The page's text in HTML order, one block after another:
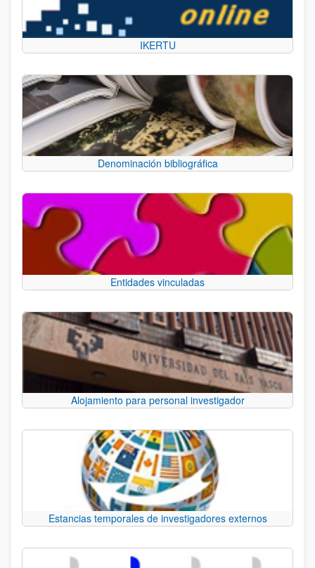
IKERTU
Denominación bibliográfica
Entidades vinculadas
Alojamiento para personal investigador
Estancias temporales de investigadores externos